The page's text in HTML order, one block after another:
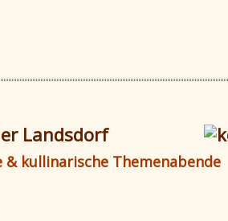
Landsdorf
& kullinarische Themenabende